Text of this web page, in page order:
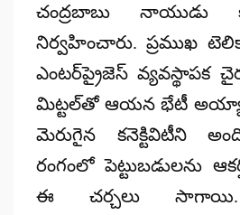
చంద్రబాబు నాయుడు
నిర్వహించారు. ప్రముఖ
ఎంటర్‌ప్రైజెస్ వ్యవస్థాపక
మిట్టల్‌తో ఆయన భేటీ
మెరుగైన కనెక్టివిటీని
రంగంలో పెట్టుబడులను
ఈ చర్చలు సాగాయి.